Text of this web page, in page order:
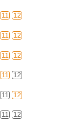
11 12
11 12
11 12
11 12
11 12
11 12